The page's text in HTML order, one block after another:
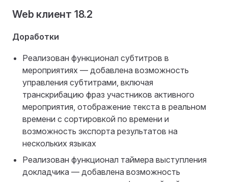
Web клиент 18.2
Доработки
Реализован функционал субтитров в
мероприятиях — добавлена возможность
управления субтитрами, включая
транскрибацию фраз участников активного
мероприятия, отображение текста в реальном
времени с сортировкой по времени и
возможность экспорта результатов на
нескольких языках
Реализован функционал таймера выступления
докладчика — добавлена возможность